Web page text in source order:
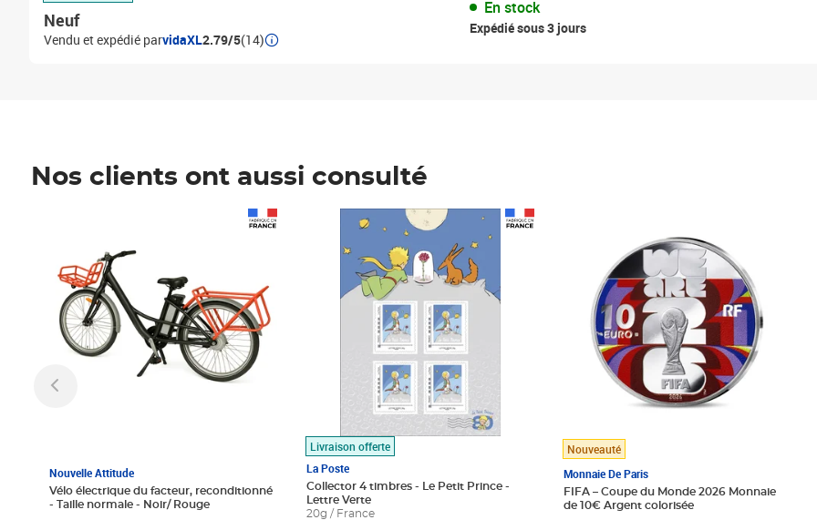
Neuf
Vendu et expédié parvidaXL2.79/5(14)
En stock
Expédié sous 3 jours
Nos clients ont aussi consulté
Nouvelle Attitude
Vélo électrique du facteur, reconditionné
- Taille normale - Noir/ Rouge
Livraison offerte
La Poste
Collector 4 timbres - Le Petit Prince -
Lettre Verte
20g / France
Prix 7,50€
Nouveauté
Monnaie De Paris
FIFA – Coupe du Monde 2026 Monnaie
de 10€ Argent colorisée